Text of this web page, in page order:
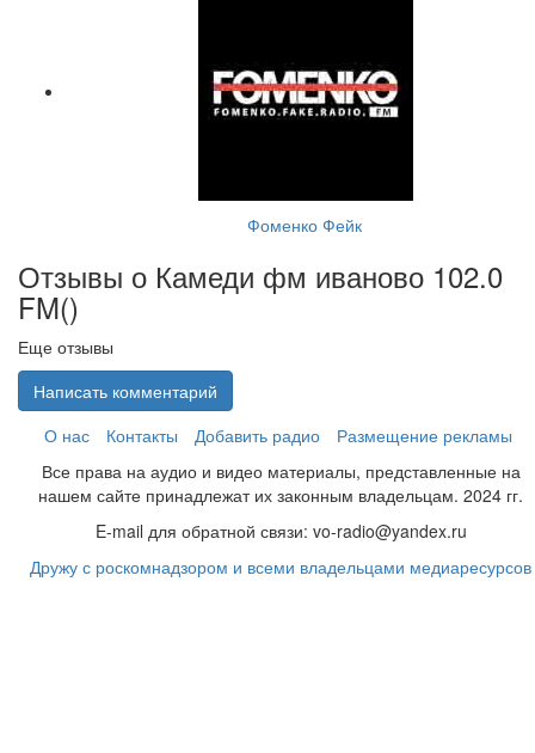
Фоменко Фейк
Отзывы о Камеди фм иваново 102.0
FM()
Еще отзывы
Написать комментарий
О нас
Контакты Добавить радио
Размещение рекламы
Все права на аудио и видео материалы, представленные на
нашем сайте принадлежат их законным владельцам. 2024 гг.
E-mail для обратной связи: vo-radio@yandex.ru
Дружу с роскомнадзором и всеми владельцами медиаресурсов